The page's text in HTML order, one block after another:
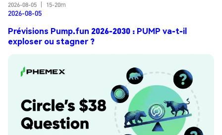
2026-08-05
15-20m
2026-08-05
Prévisions Pump.fun 2026-2030 : PUMP va-t-il
exploser ou stagner ?